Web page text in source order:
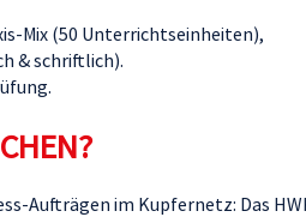
Mix (50 Unterrichtseinheiten),
& schriftlich).
Aufträgen im Kupfernetz: Das